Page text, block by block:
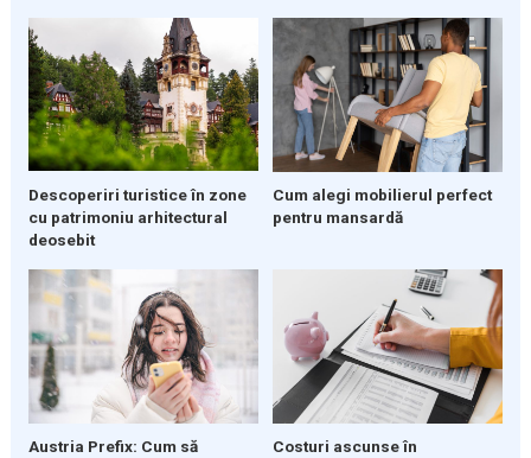
Descoperiri turistice în zone
cu patrimoniu arhitectural
deosebit
Cum alegi mobilierul perfect
pentru mansardă
Austria Prefix: Cum să
Costuri ascunse în